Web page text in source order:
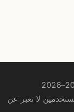
لا تعبر عن